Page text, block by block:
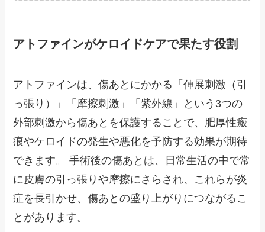
アトファインがケロイドケアで果たす役割
アトファインは、傷あとにかかる「伸展刺激（引
っ張り）」「摩擦刺激」「紫外線」という3つの
外部刺激から傷あとを保護することで、肥厚性瘢
痕やケロイドの発生や悪化を予防する効果が期待
できます。 手術後の傷あとは、日常生活の中で常
に皮膚の引っ張りや摩擦にさらされ、これらが炎
症を長引かせ、傷あとの盛り上がりにつながるこ
とがあります。